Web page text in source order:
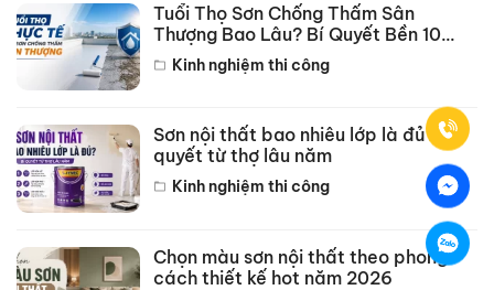
Tuổi Thọ Sơn Chống Thấm Sân
Thượng Bao Lâu? Bí Quyết Bền 10
NămKinh nghiệm thi công
Sơn nội thất bao nhiêu lớp là đủ? Bí
quyết từ thợ lâu năm
Kinh nghiệm thi công
Chọn màu sơn nội thất theo phong
cách thiết kế hot năm 2026